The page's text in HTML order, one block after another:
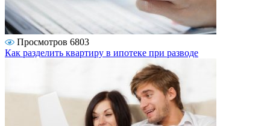
Просмотров 6803
Как разделить квартиру в ипотеке при разводе